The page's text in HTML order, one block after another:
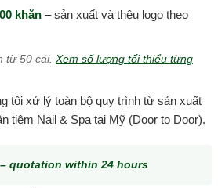
khăn – sản xuất và thêu logo theo
từ 50 cái. Xem số lượng tối thiểu từng
tôi xử lý toàn bộ quy trình từ sản xuất
tiệm Nail & Spa tại Mỹ (Door to Door).
quotation within 24 hours